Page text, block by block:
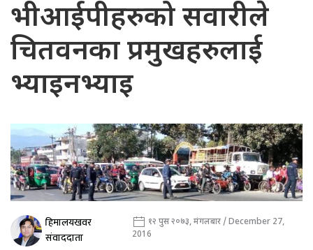
भीआईपीहरुको सवारीले
चितवनका प्रमुखहरुलाई
भ्याइनभ्याइ
हिमालयखवर
संवाददाता
१२ पुस २०७३, मंगलबार / December 27,
2016